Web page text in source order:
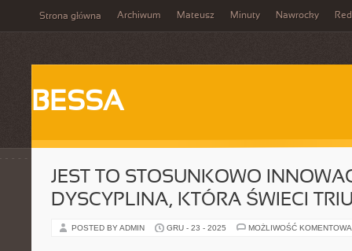
Strona główna Archiwum Mateusz Minuty Nawrocky
BESSA
JEST TO STOSUNKOWO
DYSCYPLINA, KTÓRA ŚWIECI
POSTED BY ADMIN GRU - 23 - 2025 MOŻLIWOŚĆ